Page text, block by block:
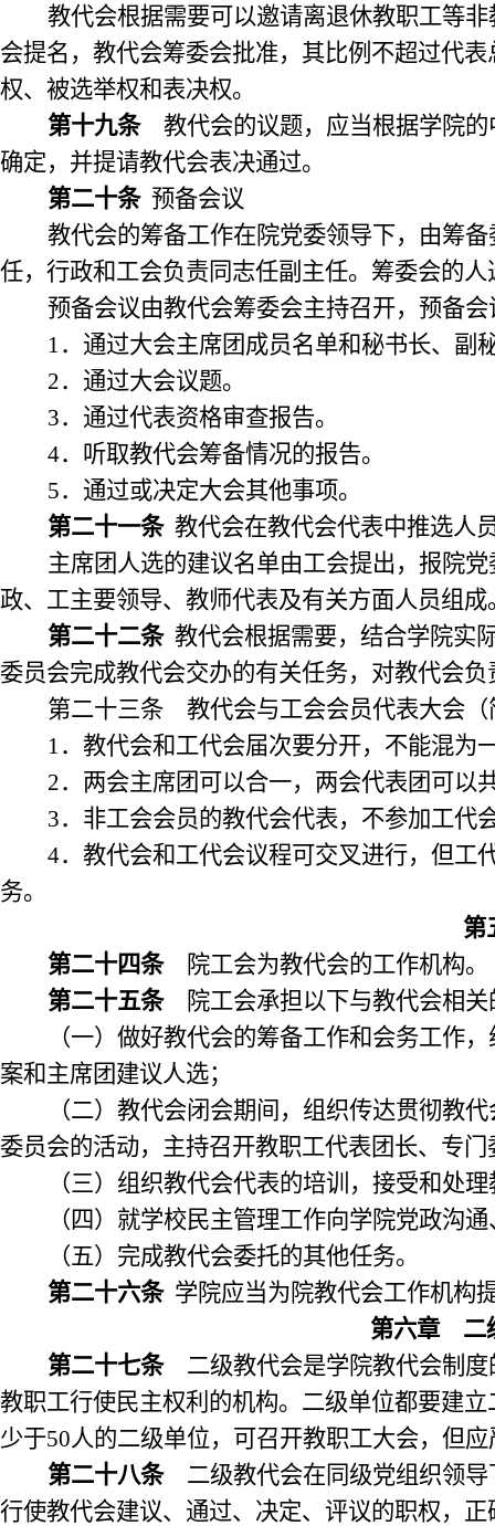
教代会根据需要可以邀请离退休教职工等
会提名，教代会筹委会批准，其比例不超过代
权、被选举权和表决权。
第十九条教代会的议题，应当根据学院的
确定，并提请教代会表决通过。
第二十条 预备会议
教代会的筹备工作在院党委领导下，由筹
任，行政和工会负责同志任副主任。筹委会的
预备会议由教代会筹委会主持召开，预备
1．通过大会主席团成员名单和秘书长、副
2．通过大会议题。
3．通过代表资格审查报告。
4．听取教代会筹备情况的报告。
5．通过或决定大会其他事项。
第二十一条 教代会在教代会代表中推选人
主席团人选的建议名单由工会提出，报院
政、工主要领导、教师代表及有关方面人员组
第二十二条 教代会根据需要，结合学院实
委员会完成教代会交办的有关任务，对教代会
第二十三条 教代会与工会会员代表大会（
1．教代会和工代会届次要分开，不能混为
2．两会主席团可以合一，两会代表团可以
3．非工会会员的教代会代表，不参加工代
4．教代会和工代会议程可交叉进行，但工
务。
第
第二十四条院工会为教代会的工作机构。
第二十五条院工会承担以下与教代会相关
（一）做好教代会的筹备工作和会务工作
案和主席团建议人选；
（二）教代会闭会期间，组织传达贯彻教
委员会的活动，主持召开教职工代表团长、专
（三）组织教代会代表的培训，接受和处
（四）就学校民主管理工作向学院党政沟
（五）完成教代会委托的其他任务。
第二十六条 学院应当为院教代会工作机构
第六章
二
第二十七条二级教代会是学院教代会制度
教职工行使民主权利的机构。二级单位都要建
少于50人的二级单位，可召开教职工大会，但
第二十八条二级教代会在同级党组织领导
行使教代会建议、通过、决定、评议的职权，